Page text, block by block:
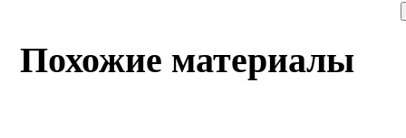
Похожие материалы